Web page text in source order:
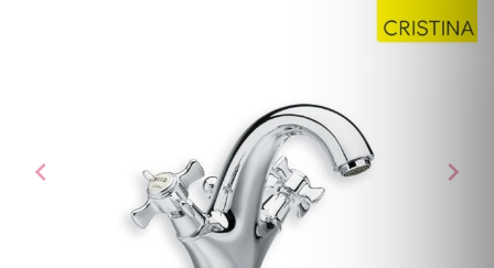
chevron_left chevron_right